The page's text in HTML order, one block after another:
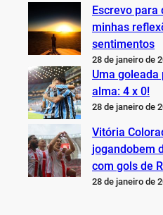
Escrevo para
minhas
sentimentos
28 de janeiro de
Uma goleada
alma: 4 x 0!
28 de janeiro de
Vitória
jogandobem
com gols de
28 de janeiro de